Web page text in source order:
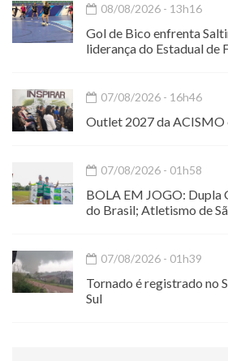
08/08/2026 - 13h16
Gol de Bico enfrenta
liderança do Estadual de
07/08/2026 - 16h46
Outlet 2027 da ACISMO
07/08/2026 - 01h58
BOLA EM JOGO: Dupla
do Brasil; Atletismo de
07/08/2026 - 01h39
Tornado é registrado no
Sul